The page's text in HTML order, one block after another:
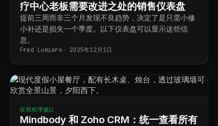
疗中心老板需要改进之处的销售仪表盘
提前三周而非三个月发现不良趋势，决定了是只需小修
小补还是损失一个季度。以下仪表盘可以显示这些信
息。
Fred Lumiere 2025年12月1日
应用程序接口
Mindbody 和 Zoho CRM：统一查看所有